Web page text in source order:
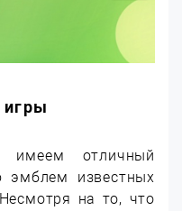
игры
отличный
эмблем известных
на то, что